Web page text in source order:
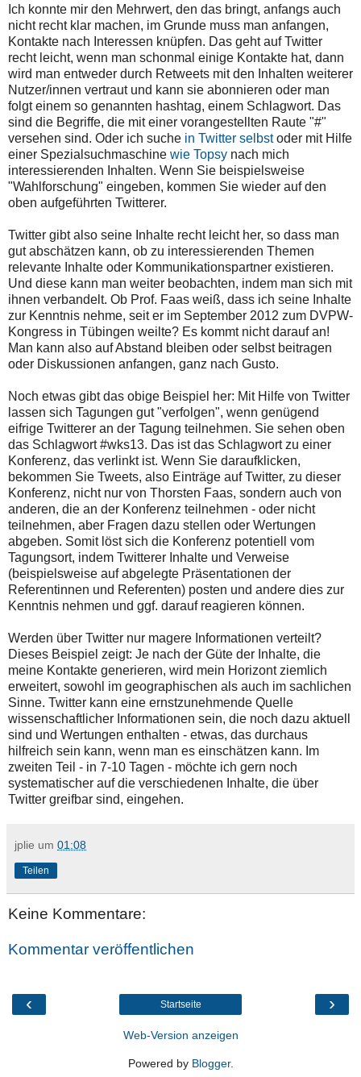
Ich konnte mir den Mehrwert, den das bringt, anfangs auch
nicht recht klar machen, im Grunde muss man anfangen,
Kontakte nach Interessen knüpfen. Das geht auf Twitter
recht leicht, wenn man schonmal einige Kontakte hat, dann
wird man entweder durch Retweets mit den Inhalten weiterer
Nutzer/innen vertraut und kann sie abonnieren oder man
folgt einem so genannten hashtag, einem Schlagwort. Das
sind die Begriffe, die mit einer vorangestellten Raute "#"
versehen sind. Oder ich suche in Twitter selbstoder mit Hilfe
einer Spezialsuchmaschine wie Topsy nach mich
interessierenden Inhalten. Wenn Sie beispielsweise
"Wahlforschung" eingeben, kommen Sie wieder auf den
oben aufgeführten Twitterer.
Twitter gibt also seine Inhalte recht leicht her, so dass man
gut abschätzen kann, ob zu interessierenden Themen
relevante Inhalte oder Kommunikationspartner existieren.
Und diese kann man weiter beobachten, indem man sich mit
ihnen verbandelt. Ob Prof. Faas weiß, dass ich seine Inhalte
zur Kenntnis nehme, seit er im September 2012 zum DVPW-
Kongress in Tübingen weilte? Es kommt nicht darauf an!
Man kann also auf Abstand bleiben oder selbst beitragen
oder Diskussionen anfangen, ganz nach Gusto.
Noch etwas gibt das obige Beispiel her: Mit Hilfe von Twitter
lassen sich Tagungen gut "verfolgen", wenn genügend
eifrige Twitterer an der Tagung teilnehmen. Sie sehen oben
das Schlagwort #wks13. Das ist das Schlagwort zu einer
Konferenz, das verlinkt ist. Wenn Sie daraufklicken,
bekommen Sie Tweets, also Einträge auf Twitter, zu dieser
Konferenz, nicht nur von Thorsten Faas, sondern auch von
anderen, die an der Konferenz teilnehmen - oder nicht
teilnehmen, aber Fragen dazu stellen oder Wertungen
abgeben. Somit löst sich die Konferenz potentiell vom
Tagungsort, indem Twitterer Inhalte und Verweise
(beispielsweise auf abgelegte Präsentationen der
Referentinnen und Referenten) posten und andere dies zur
Kenntnis nehmen und ggf. darauf reagieren können.
Werden über Twitter nur magere Informationen verteilt?
Dieses Beispiel zeigt: Je nach der Güte der Inhalte, die
meine Kontakte generieren, wird mein Horizont ziemlich
erweitert, sowohl im geographischen als auch im sachlichen
Sinne. Twitter kann eine ernstzunehmende Quelle
wissenschaftlicher Informationen sein, die noch dazu aktuell
sind und Wertungen enthalten - etwas, das durchaus
hilfreich sein kann, wenn man es einschätzen kann. Im
zweiten Teil - in 7-10 Tagen - möchte ich gern noch
systematischer auf die verschiedenen Inhalte, die über
Twitter greifbar sind, eingehen.
jplie um 01:08
Teilen
Keine Kommentare:
Kommentar veröffentlichen
‹ ›
Startseite
Web-Version anzeigen
Powered by Blogger.